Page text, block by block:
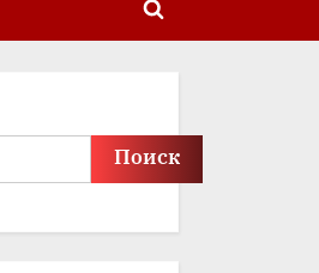
Toggle
Поиск